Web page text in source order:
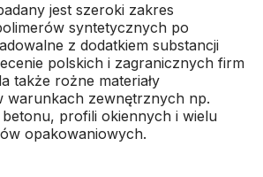
jest szeroki zakres
syntetycznych po
z dodatkiem substancji
polskich i zagranicznych firm
także rożne materiały
warunkach zewnętrznych np.
profili okiennych i wielu
opakowaniowych.